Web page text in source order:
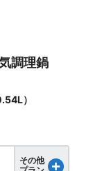
調理鍋
）
その他